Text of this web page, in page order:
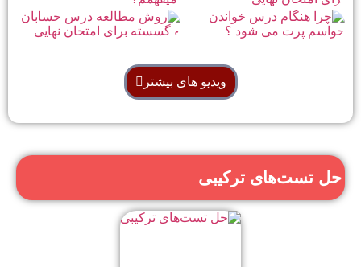
ویدیو های بیشتر
حل تست‌های ترکیبی